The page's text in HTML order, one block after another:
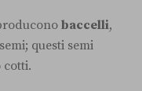
baccelli,
questi semi
cotti.